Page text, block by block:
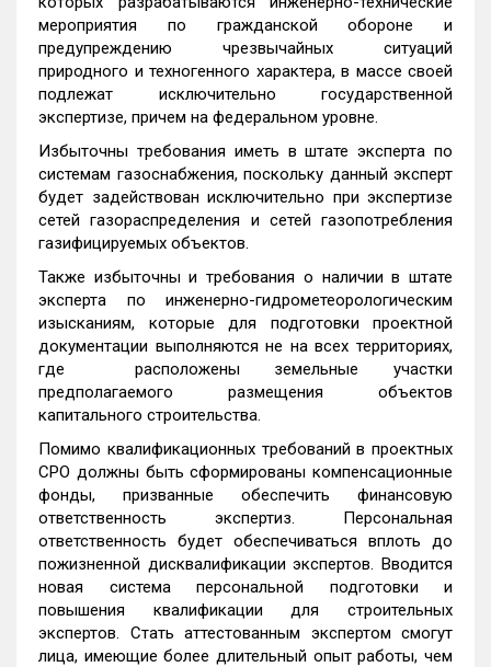
мероприятия по гражданской обороне и
предупреждению чрезвычайных ситуаций
природного и техногенного характера, в массе своей
подлежат исключительно государственной
экспертизе, причем на федеральном уровне.
Избыточны требования иметь в штате эксперта по
системам газоснабжения, поскольку данный эксперт
будет задействован исключительно при экспертизе
сетей газораспределения и сетей газопотребления
газифицируемых объектов.
Также избыточны и требования о наличии в штате
эксперта по инженерно-гидрометеорологическим
изысканиям, которые для подготовки проектной
документации выполняются не на всех территориях,
где расположены земельные участки
предполагаемого размещения объектов
капитального строительства.
Помимо квалификационных требований в проектных
СРО должны быть сформированы компенсационные
фонды, призванные обеспечить финансовую
ответственность экспертиз. Персональная
ответственность будет обеспечиваться вплоть до
пожизненной дисквалификации экспертов. Вводится
новая система персональной подготовки и
повышения квалификации для строительных
экспертов. Стать аттестованным экспертом смогут
лица, имеющие более длительный опыт работы, чем